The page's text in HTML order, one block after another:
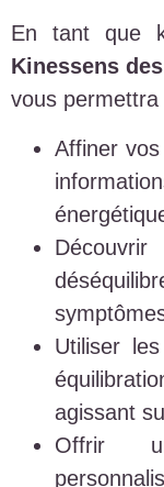
En tant que
Kinessens
vous permettra
Affiner
Utiliser
agissant
Offrir